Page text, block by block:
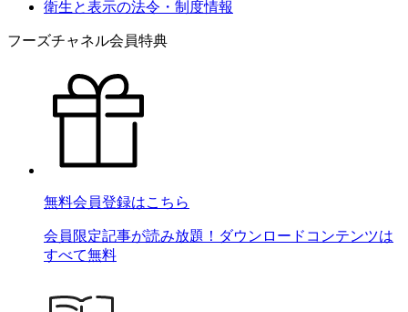
衛生と表示の法令・制度情報
フーズチャネル会員特典
無料会員登録はこちら
会員限定記事が読み放題！ダウンロードコンテンツは
すべて無料